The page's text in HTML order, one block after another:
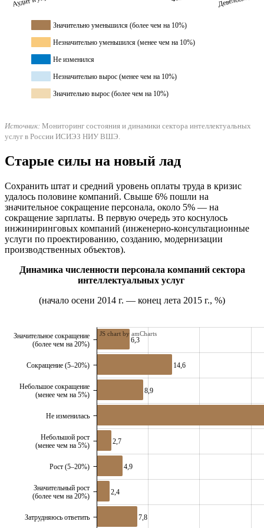
Значительно уменьшился (более чем на 10%)
Незначительно уменьшился (менее чем на 10%)
Не изменился
Незначительно вырос (менее чем на 10%)
Значительно вырос (более чем на 10%)
Источник: Мониторинг состояния и динамики сектора интеллектуальных
услуг в России ИСИЭЗ НИУ ВШЭ.
Старые силы на новый лад
Сохранить штат и средний уровень оплаты труда в кризис
удалось половине компаний. Свыше 6% пошли на
значительное сокращение персонала, около 5% — на
сокращение зарплаты. В первую очередь это коснулось
инжиниринговых компаний (инженерно-консультационные
услуги по проектированию, созданию, модернизации
производственных объектов).
Динамика численности персонала компаний сектора
интеллектуальных услуг
(начало осени 2014 г. — конец лета 2015 г., %)
6,3
14,6
8,9
2,7
4,9
2,4
7,8
Значительное сокращение
(более чем на 20%)
Сокращение (5–20%)
Небольшое сокращение
(менее чем на 5%)
Не изменилась
Небольшой рост
(менее чем на 5%)
Рост (5–20%)
Значительный рост
(более чем на 20%)
Затрудняюсь ответить
JS chart by amCharts